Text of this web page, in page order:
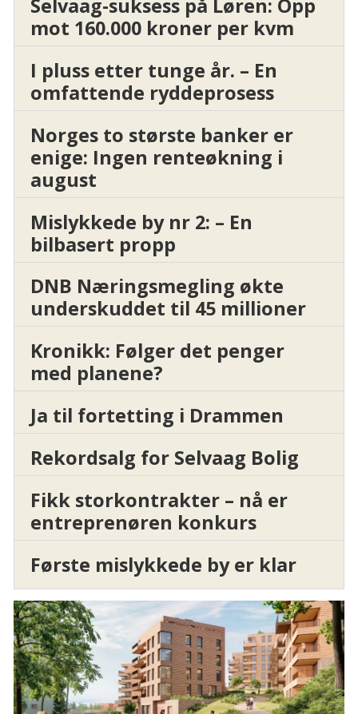
Selvaag-suksess på Løren: Opp
mot 160.000 kroner per kvm
I pluss etter tunge år. – En
omfattende ryddeprosess
Norges to største banker er
enige: Ingen renteøkning i
august
Mislykkede by nr 2: – En
bilbasert propp
DNB Næringsmegling økte
underskuddet til 45 millioner
Kronikk: Følger det penger
med planene?
Ja til fortetting i Drammen
Rekordsalg for Selvaag Bolig
Fikk storkontrakter – nå er
entreprenøren konkurs
Første mislykkede by er klar